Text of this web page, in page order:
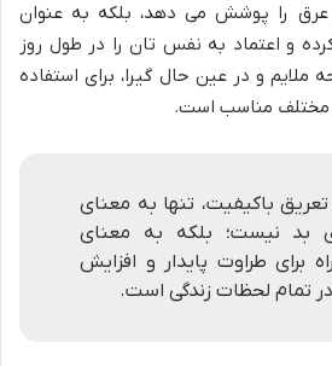
را پوشش می دهد، بلکه به عنوان
و اعتماد به نفس تان را در طول روز
ملایم و در عین حال گیرا، برای استفاده
مختلف مناسب است.
باکیفیت، تنها به معنای
بد نیست؛ بلکه به معنای
برای طراوت پایدار و افزایش
تمام لحظات زندگی است.